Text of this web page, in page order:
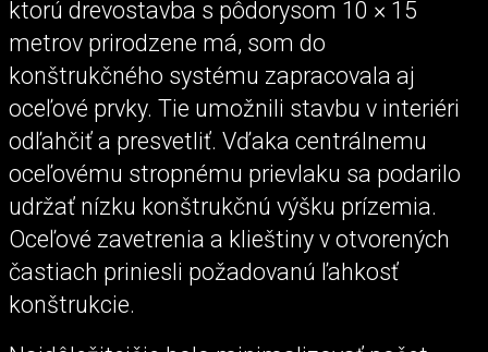
ktorú drevostavba s pôdorysom 10 × 15
metrov prirodzene má, som do
konštrukčného systému zapracovala aj
oceľové prvky. Tie umožnili stavbu v interiéri
odľahčiť a presvetliť. Vďaka centrálnemu
oceľovému stropnému prievlaku sa podarilo
udržať nízku konštrukčnú výšku prízemia.
Oceľové zavetrenia a klieštiny v otvorených
častiach priniesli požadovanú ľahkosť
konštrukcie.